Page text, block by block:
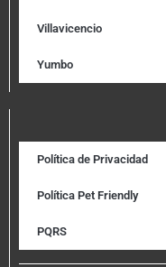
Villavicencio
Yumbo
Política de Privacidad
Política Pet Friendly
PQRS